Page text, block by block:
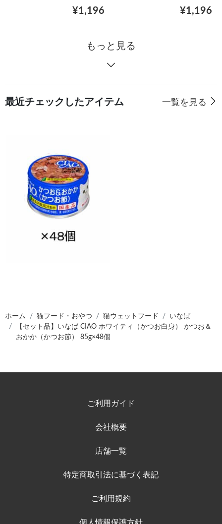
¥1,196 ¥1,196
もっと見る
最近チェックしたアイテム 一覧を見る
ホーム 猫フード・おやつ 猫ウェットフード
いなば
【セット品】いなば CIAO ホワイティ（かつお白身） かつお＆
おかか（かつお節） 85g×48個
ご利用ガイド
会社概要
店舗一覧
特定商取引法に基づく表記
ご利用規約